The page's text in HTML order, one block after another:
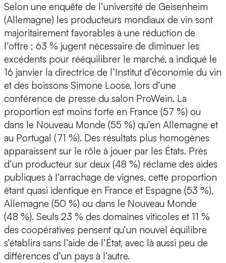
Selon une enquête de l’université de Geisenheim
(Allemagne) les producteurs mondiaux de vin sont
majoritairement favorables à une réduction de
l’offre ; 63 % jugent nécessaire de diminuer les
excédents pour rééquilibrer le marché, a indiqué le
16 janvier la directrice de l’Institut d’économie du vin
et des boissons Simone Loose, lors d’une
conférence de presse du salon ProWein. La
proportion est moins forte en France (57 %) ou
dans le Nouveau Monde (55 %) qu’en Allemagne et
au Portugal (71 %). Des résultats plus homogènes
apparaissent sur le rôle à jouer par les États. Près
d’un producteur sur deux (48 %) réclame des aides
publiques à l’arrachage de vignes, cette proportion
étant quasi identique en France et Espagne (53 %),
Allemagne (50 %) ou dans le Nouveau Monde
(48 %). Seuls 23 % des domaines viticoles et 11 %
des coopératives pensent qu’un nouvel équilibre
s’établira sans l’aide de l’État, avec là aussi peu de
différences d’un pays à l’autre.